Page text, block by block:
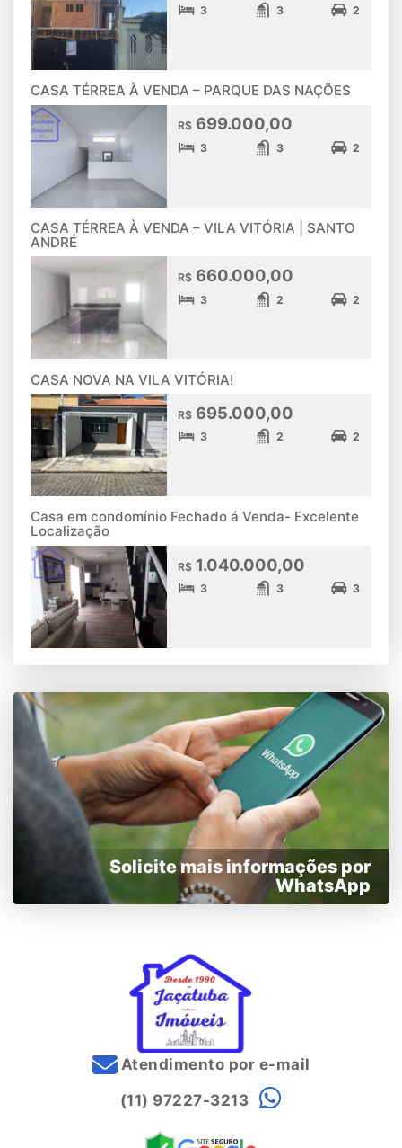
3 3 2
CASA TÉRREA À VENDA – PARQUE DAS NAÇÕES
R$ 699.000,00
3 3 2
CASA TÉRREA À VENDA – VILA VITÓRIA | SANTO
ANDRÉ
R$ 660.000,00
3 2 2
CASA NOVA NA VILA VITÓRIA!
R$ 695.000,00
3 2 2
Casa em condomínio Fechado á Venda- Excelente
Localização
R$ 1.040.000,00
3 3 3
Solicite mais informações por
WhatsApp
Atendimento por e-mail
(11) 97227-3213